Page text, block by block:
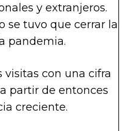
y extranjeros.
se tuvo que cerrar la
pandemia.
visitas con una cifra
partir de entonces
creciente.